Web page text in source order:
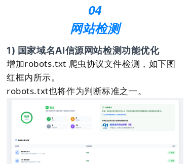
04
网站检测
1) 国家域名AI信源网站检测功能优化
增加robots.txt 爬虫协议文件检测，如下图
红框内所示。
robots.txt也将作为判断标准之一。